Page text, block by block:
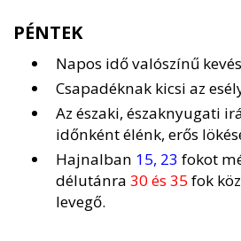
PÉNTEK
Napos idő valószínű
Csapadéknak kicsi az
Az északi, északnyugati
időnként élénk, erős
Hajnalban 15, 23 fokot
délutánra 30 és 35 fok
levegő.